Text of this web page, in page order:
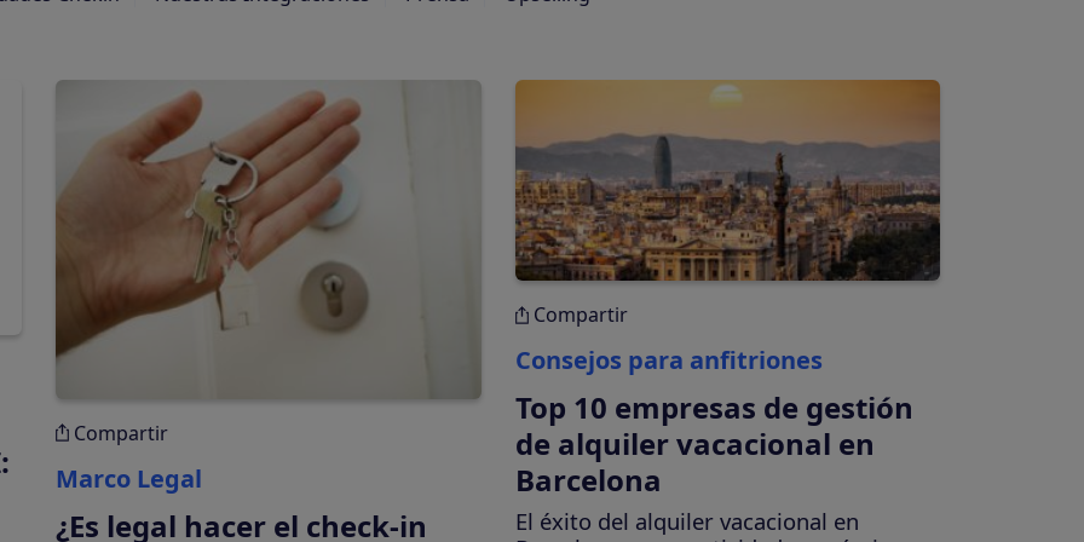
Calcula y cobra tasas
automáticamente
BLOG
¿Cómo reducir el 87% el
tiempo de gestión de
huéspedes con Chekin?
en tu plataforma
Compartir
Marco Legal
¿Es legal hacer el check-in
Compartir
Consejos para anfitriones
Top 10 empresas de gestión
de alquiler vacacional en
Barcelona
El éxito del alquiler vacacional en